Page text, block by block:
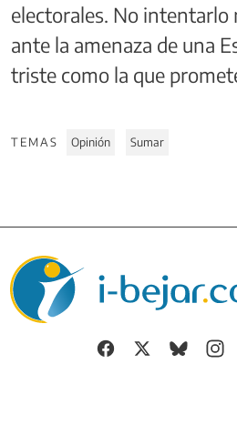
electorales. No intentarlo
ante la amenaza de una
triste como la que
TEMAS Opinión Sumar